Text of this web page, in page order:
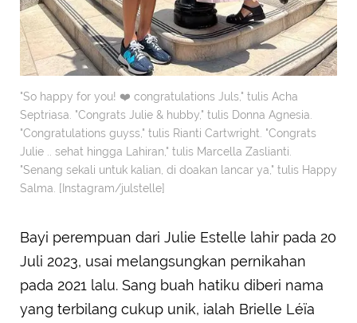
"So happy for you! ❤️ congratulations Juls," tulis Acha
Septriasa. "Congrats Julie & hubby," tulis Donna Agnesia.
"Congratulations guyss," tulis Rianti Cartwright. "Congrats
Julie .. sehat hingga Lahiran," tulis Marcella Zaslianti.
"Senang sekali untuk kalian, di doakan lancar ya," tulis Happy
Salma. [Instagram/julstelle]
Bayi perempuan dari Julie Estelle lahir pada 20
Juli 2023, usai melangsungkan pernikahan
pada 2021 lalu. Sang buah hatiku diberi nama
yang terbilang cukup unik, ialah Brielle Léïa